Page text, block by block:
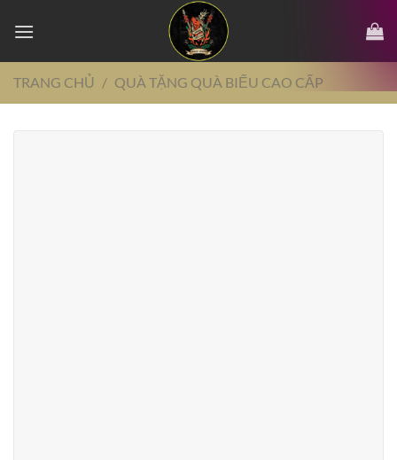
đến
dungTRANG CHỦ / QUÀ TẶNG QUÀ BIẾU CAO CẤP